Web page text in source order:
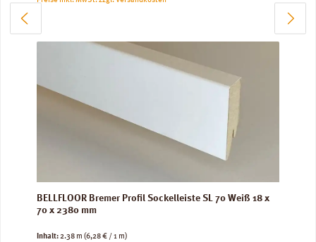
BELLFLOOR Bremer Profil Sockelleiste SL 70 Weiß 18 x
70 x 2380 mm
Inhalt:2.38 m (6,28 € / 1 m)